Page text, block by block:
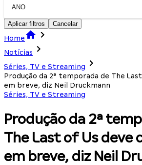
ANO
Aplicar filtros Cancelar
Home
Notícias
Séries, TV e Streaming
Produção da 2ª temporada de The
em breve, diz Neil Druckmann
Séries, TV e Streaming
Produção da 2ª
The Last of Us deve
em breve, diz Neil